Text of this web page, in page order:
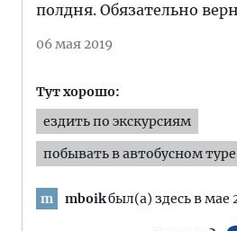
полдня. Обязательно
06 мая 2019
Тут хорошо:
ездить по экскурсиям
побывать в автобусном туре
m mboikбыл(а) здесь в мае